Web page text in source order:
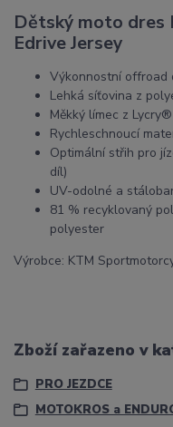
Dětský moto dres
Edrive Jersey
Výkonnostní offroad
Lehká síťovina z
Měkký límec z Lycry®
Rychleschnoucí
Optimální střih pro
díl)
UV-odolné a
81 % recyklovaný
polyester
Výrobce: KTM
Zboží zařazeno v
PRO JEZDCE
MOTOKROS a